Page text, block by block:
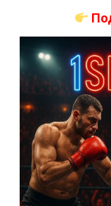
А как смотреть с
Анонимно
Кусок говна ты,
АнонимнокКонор
УЧ
АнонимнокРэнди
не запускается ни
заканчивается
Исправьте